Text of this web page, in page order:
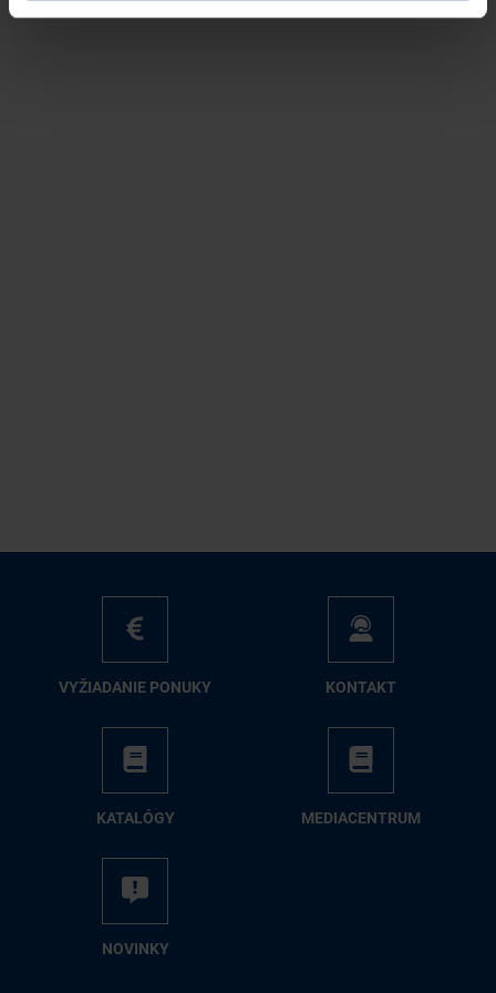
VY­ŽIA­DA­NIE PO­NU­KY KON­TAKT
KA­TA­LÓ­GY ME­DIA­CEN­TRUM
NO­VIN­KY